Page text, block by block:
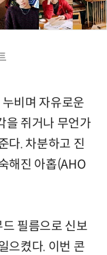
비며 자유로운
을 쥐거나 무언가
다. 차분하고 진
해진 아홉(AHO
필름으로 신보
으켰다. 이번 콘